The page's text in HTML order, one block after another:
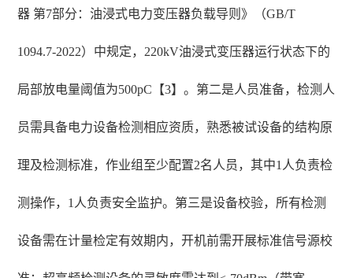
器 第7部分：油浸式电力变压器负载导则》（GB/T
1094.7-2022）中规定，220kV油浸式变压器运行状态下的
局部放电量阈值为500pC【3】。第二是人员准备，检测人
员需具备电力设备检测相应资质，熟悉被试设备的结构原
理及检测标准，作业组至少配置2名人员，其中1人负责检
测操作，1人负责安全监护。第三是设备校验，所有检测
设备需在计量检定有效期内，开机前需开展标准信号源校